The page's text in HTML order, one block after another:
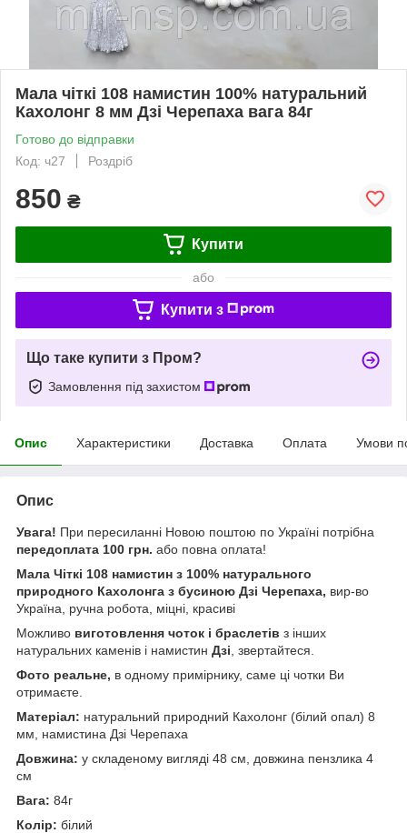
Мала чіткі 108 намистин 100% натуральний
Кахолонг 8 мм Дзі Черепаха вага 84г
Готово до відправки
Код: ч27
Роздріб
850 ₴
Купити
або
Купити з
Що таке купити з Пром?
Замовлення під захистом
Опис Характеристики Доставка Оплата Умови
Опис
Увага! При пересиланні Новою поштою по Україні потрібна
передоплата 100 грн. або повна оплата!
Мала Чіткі 108 намистин з 100% натурального
природного Кахолонга з бусиною Дзі Черепаха, вир-во
Україна, ручна робота, міцні, красиві
Можливо виготовлення чоток і браслетів з інших
натуральних каменів і намистин Дзі , звертайтеся.
Фото реальне, в одному примірнику, саме ці чотки Ви
отримаєте.
Матеріал: натуральний природний Кахолонг (білий опал) 8
мм, намистина Дзі Черепаха
Довжина: у складеному вигляді 48 см, довжина пензлика 4
см
Вага: 84г
Колір: білий